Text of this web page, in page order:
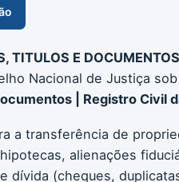
TITULOS E DOCUMENTOS
Nacional de Justiça
| Registro Civil
a transferência de
alienações
(cheques,